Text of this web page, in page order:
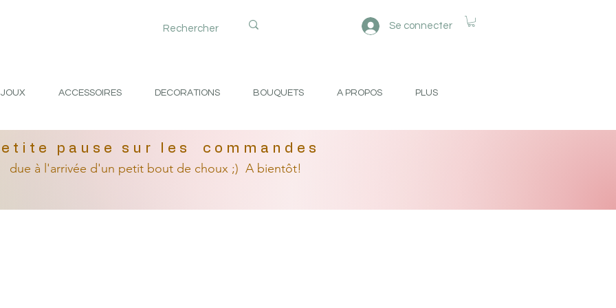
Se connecter
ACCESSOIRES DECORATIONS BOUQUETS A PROPOS PLUS
pause sur les commandes
due à l'arrivée d'un petit bout de choux ;) A bientôt!